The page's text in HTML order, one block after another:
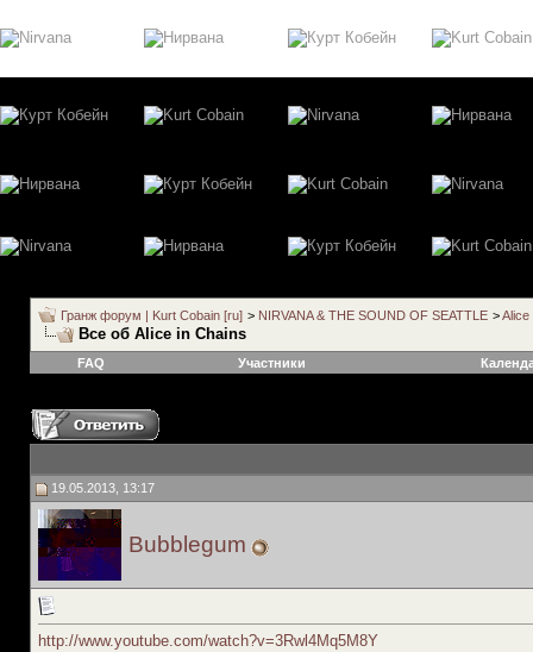
Гранж форум | Kurt Cobain [ru] > NIRVANA & THE SOUND OF SEATTLE >Alice
Все об Alice in Chains
FAQ
Участники
19.05.2013, 13:17
Bubblegum
http://www.youtube.com/watch?v=3Rwl4Mq5M8Y